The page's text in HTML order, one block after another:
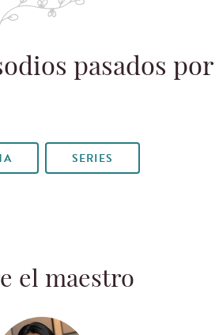
pasados por
SERIES
el maestro